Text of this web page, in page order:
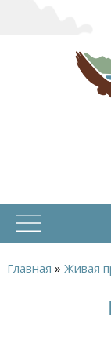
Главная » Живая